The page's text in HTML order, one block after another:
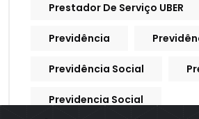
Prestador De Serviço UBER
Previdência
Previdência Social
Previdencia Social